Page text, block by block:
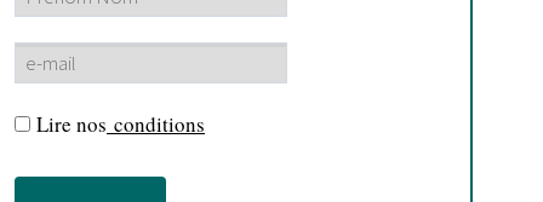
Lire nos conditions